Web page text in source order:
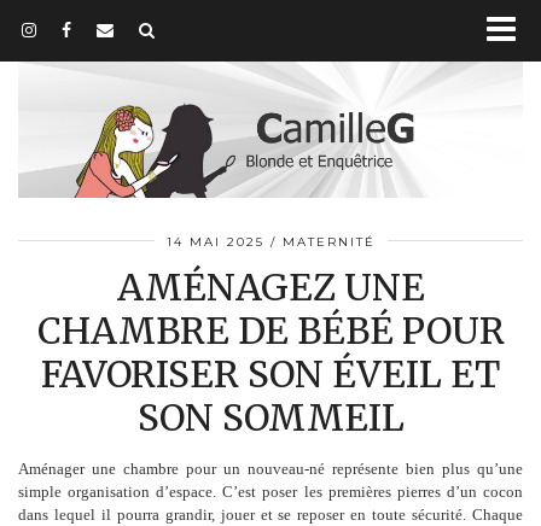
14 MAI 2025 MATERNITÉ
AMÉNAGEZ UNE
CHAMBRE DE BÉBÉ POUR
FAVORISER SON ÉVEIL ET
SON SOMMEIL
Aménager une chambre pour un nouveau-né représente bien plus qu’une
simple organisation d’espace. C’est poser les premières pierres d’un cocon
dans lequel il pourra grandir, jouer et se reposer en toute sécurité. Chaque